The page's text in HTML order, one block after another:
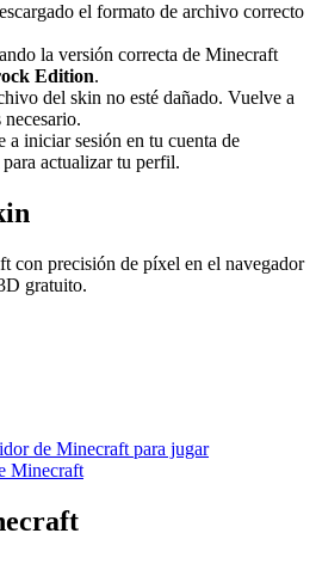
el formato de archivo correcto
la versión correcta de Minecraft
Edition.
del skin no esté dañado. Vuelve a
a iniciar sesión en tu cuenta de
para actualizar tu perfil.
con precisión de píxel en el navegador
gratuito.
de Minecraft para jugar
Minecraft